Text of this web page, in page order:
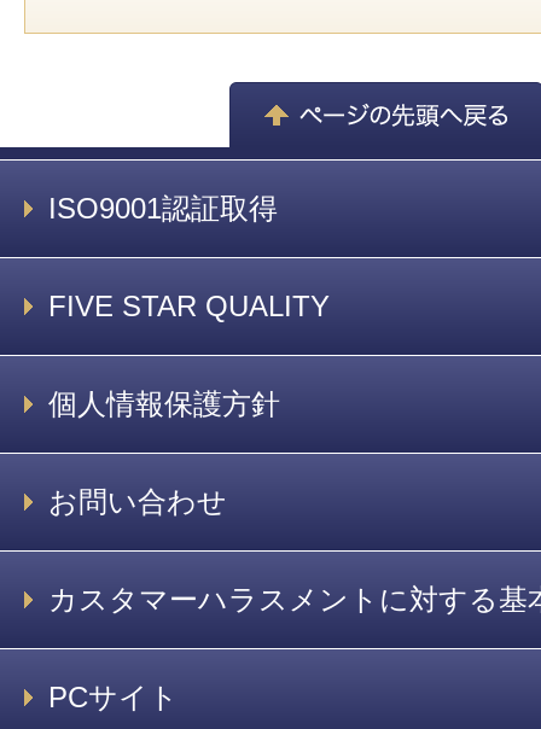
ISO9001認証取得
FIVE STAR QUALITY
個人情報保護方針
お問い合わせ
カスタマーハラスメントに対する基
PCサイト